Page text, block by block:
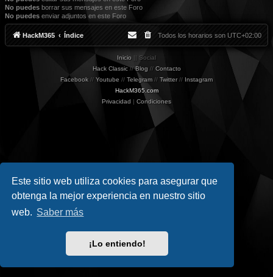
Este sitio web utiliza cookies para asegurar que
obtenga la mejor experiencia en nuestro sitio
web. Saber más
¡Lo entiendo!
No puedes borrar sus mensajes en este Foro
No puedes enviar adjuntos en este Foro
HackM365 Índice Todos los horarios son UTC+02:00
Inicio || Social
Hack Classic//Blog // Contacto
Facebook // Youtube // Telegram // Twitter// Instagram
HackM365.com
Privacidad | Condiciones